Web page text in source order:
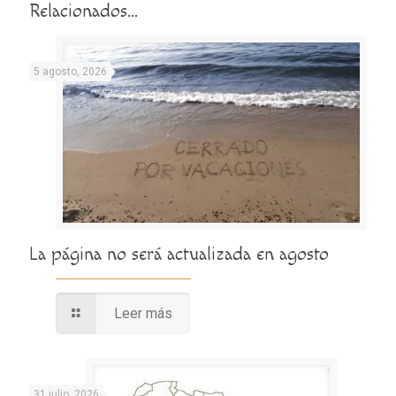
Relacionados...
5 agosto, 2026
La página no será actualizada en agosto
Leer más